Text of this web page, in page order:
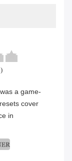
a game-
cover
in